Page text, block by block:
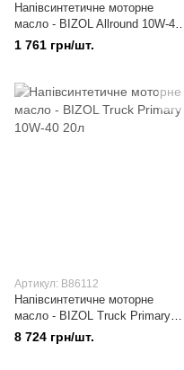
Напівсинтетичне моторне
масло - BIZOL Allround 10W-40
5л
1 761 грн/шт.
Артикул: B86112
Напівсинтетичне моторне
масло - BIZOL Truck Primary
10W-40 20л
8 724 грн/шт.